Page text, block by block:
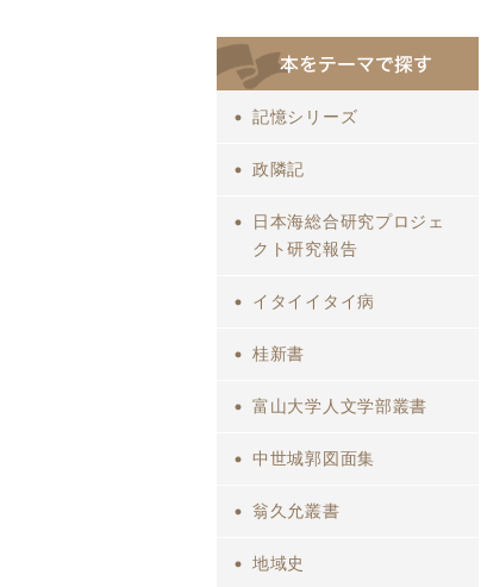
記憶シリーズ
政隣記
日本海総合研究プロジェ
クト研究報告
イタイイタイ病
桂新書
富山大学人文学部叢書
中世城郭図面集
翁久允叢書
地域史